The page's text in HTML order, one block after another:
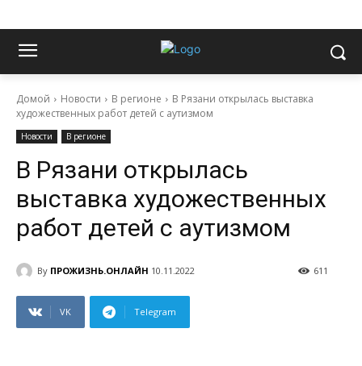
Домой Новости В регионе
В Рязани открылась выставка
художественных работ детей с аутизмом
Новости В регионе
В Рязани открылась
выставка художественных
работ детей с аутизмом
By ПРОЖИЗНЬ.ОНЛАЙН 10.11.2022 611
VK Telegram